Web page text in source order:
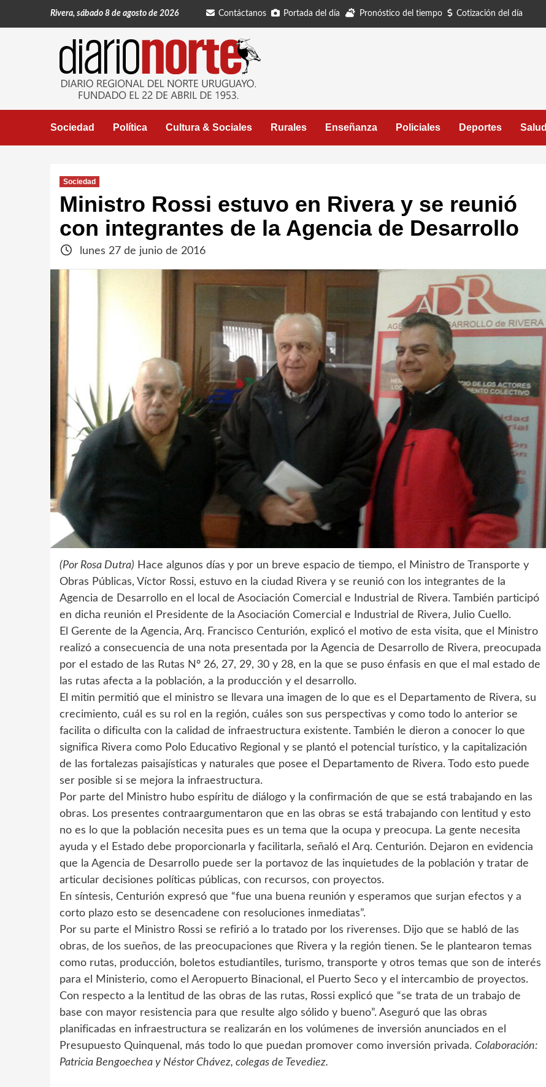
Rivera, sábado 8 de agosto de 2026 Contáctanos Portada del día Pronóstico del tiempo Cotización del día
Sociedad Política Cultura & Sociales Rurales Enseñanza Policiales Deportes Salud
Sociedad
Ministro Rossi estuvo en Rivera y se reunió
con integrantes de la Agencia de Desarrollo
lunes 27 de junio de 2016
(Por Rosa Dutra) Hace algunos días y por un breve espacio de tiempo, el Ministro de Transporte y
Obras Públicas, Víctor Rossi, estuvo en la ciudad Rivera y se reunió con los integrantes de la
Agencia de Desarrollo en el local de Asociación Comercial e Industrial de Rivera. También participó
en dicha reunión el Presidente de la Asociación Comercial e Industrial de Rivera, Julio Cuello.
El Gerente de la Agencia, Arq. Francisco Centurión, explicó el motivo de esta visita, que el Ministro
realizó a consecuencia de una nota presentada por la Agencia de Desarrollo de Rivera, preocupada
por el estado de las Rutas Nº 26, 27, 29, 30 y 28, en la que se puso énfasis en que el mal estado de
las rutas afecta a la población, a la producción y el desarrollo.
El mitin permitió que el ministro se llevara una imagen de lo que es el Departamento de Rivera, su
crecimiento, cuál es su rol en la región, cuáles son sus perspectivas y como todo lo anterior se
facilita o dificulta con la calidad de infraestructura existente. También le dieron a conocer lo que
significa Rivera como Polo Educativo Regional y se plantó el potencial turístico, y la capitalización
de las fortalezas paisajísticas y naturales que posee el Departamento de Rivera. Todo esto puede
ser posible si se mejora la infraestructura.
Por parte del Ministro hubo espíritu de diálogo y la confirmación de que se está trabajando en las
obras. Los presentes contraargumentaron que en las obras se está trabajando con lentitud y esto
no es lo que la población necesita pues es un tema que la ocupa y preocupa. La gente necesita
ayuda y el Estado debe proporcionarla y facilitarla, señaló el Arq. Centurión. Dejaron en evidencia
que la Agencia de Desarrollo puede ser la portavoz de las inquietudes de la población y tratar de
articular decisiones políticas públicas, con recursos, con proyectos.
En síntesis, Centurión expresó que “fue una buena reunión y esperamos que surjan efectos y a
corto plazo esto se desencadene con resoluciones inmediatas”.
Por su parte el Ministro Rossi se refirió a lo tratado por los riverenses. Dijo que se habló de las
obras, de los sueños, de las preocupaciones que Rivera y la región tienen. Se le plantearon temas
como rutas, producción, boletos estudiantiles, turismo, transporte y otros temas que son de interés
para el Ministerio, como el Aeropuerto Binacional, el Puerto Seco y el intercambio de proyectos.
Con respecto a la lentitud de las obras de las rutas, Rossi explicó que “se trata de un trabajo de
base con mayor resistencia para que resulte algo sólido y bueno”. Aseguró que las obras
planificadas en infraestructura se realizarán en los volúmenes de inversión anunciados en el
Presupuesto Quinquenal, más todo lo que puedan promover como inversión privada. Colaboración:
Patricia Bengoechea y Néstor Chávez, colegas de Tevediez.